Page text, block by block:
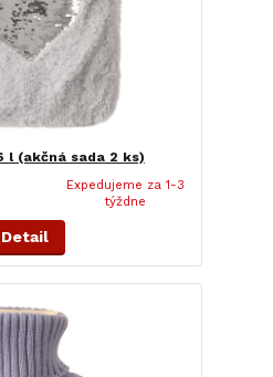
l (akčná sada 2 ks)
Expedujeme za 1-3
týždne
Detail